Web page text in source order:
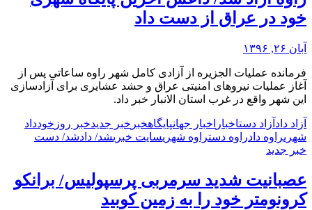
خود در عراق از دست داد
آبان ۲۶, ۱۳۹۶
فرمانده عملیات الجزیره از آزادی کامل شهر راوه ساعاتی پس از
آغاز عملیات نیروهای امنیتی عراق و حشد عشایری برای آزادسازی
این شهر واقع در غرب استان الانبار خبر داد.
آزاد داد آزاد دستاخبار اخبار جهانپایگاهخبر خبر جدیدخبر روز خودداد
شهریراوه دادراوه دستراوه شهریسایت خبریشد/ دادشد/ دست
خبر جدید
عصبانیت شدید سرمربی پرسپولیس/ برانکو
کرونومتر خود را به زمین کوبید